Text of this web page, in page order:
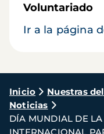
Voluntariado
Ir a la página
Ruta
de
navegación
Inicio Nuestras
Noticias
DÍA MUNDIAL DE